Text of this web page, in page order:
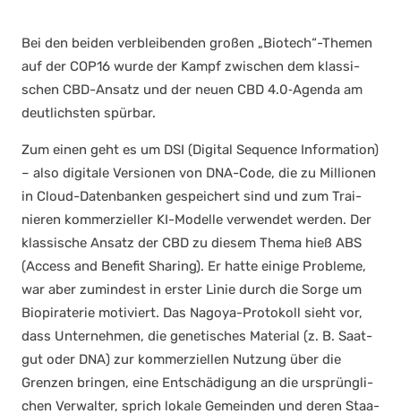
Bei den bei­den ver­blei­ben­den gro­ßen „Biotech“-Themen
auf der COP16 wur­de der Kampf zwi­schen dem klas­si­
schen CBD-Ansatz und der neu­en CBD 4.0‑Agenda am
deut­lichs­ten spür­bar.
Zum einen geht es um DSI (Digi­tal Sequence Infor­ma­ti­on)
– also digi­ta­le Ver­sio­nen von DNA-Code, die zu Mil­lio­nen
in Cloud-Daten­ban­ken gespei­chert sind und zum Trai­
nie­ren kom­mer­zi­el­ler KI-Model­le ver­wen­det wer­den. Der
klas­si­sche Ansatz der CBD zu die­sem The­ma hieß ABS
(Access and Bene­fit Sha­ring). Er hat­te eini­ge Pro­ble­me,
war aber zumin­dest in ers­ter Linie durch die Sor­ge um
Bio­pi­ra­te­rie moti­viert. Das Nago­ya-Pro­to­koll sieht vor,
dass Unter­neh­men, die gene­ti­sches Mate­ri­al (z. B. Saat­
gut oder DNA) zur kom­mer­zi­el­len Nut­zung über die
Gren­zen brin­gen, eine Ent­schä­di­gung an die ursprüng­li­
chen Ver­wal­ter, sprich loka­le Gemein­den und deren Staa­